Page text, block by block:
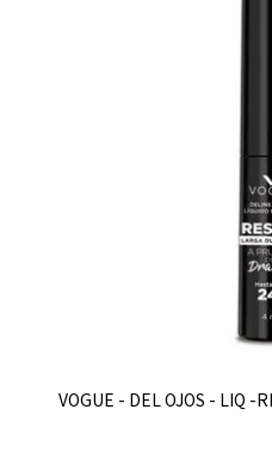
VOGUE - DEL OJOS - LIQ -